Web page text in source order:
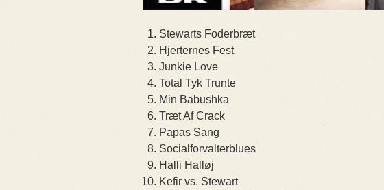
Stewarts Foderbræt
Hjerternes Fest
Junkie Love
Total Tyk Trunte
Min Babushka
Træt Af Crack
Papas Sang
Socialforvalterblues
Halli Halløj
Kefir vs. Stewart